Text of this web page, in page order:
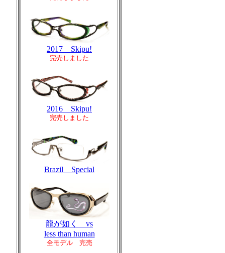
2017 Skipu!
完売しました
2016 Skipu!
完売しました
Brazil Special
龍が如く vs
less than human
全モデル 完売